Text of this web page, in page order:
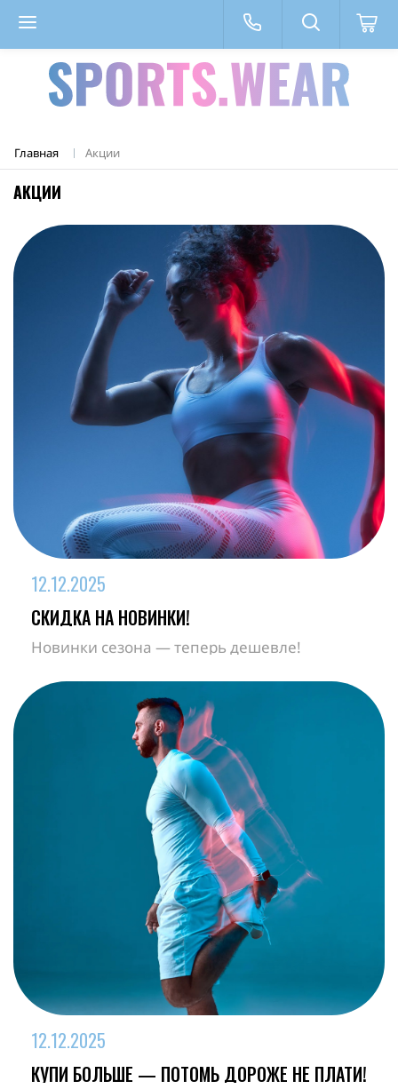
Главная Акции
АКЦИИ
12.12.2025
СКИДКА НА НОВИНКИ!
Новинки сезона — теперь дешевле!
12.12.2025
КУПИ БОЛЬШЕ — ПОТОМЬ ДОРОЖЕ НЕ ПЛАТИ!